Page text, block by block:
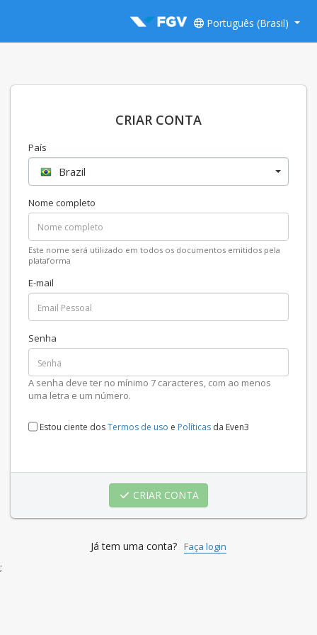
Português (Brasil)
CRIAR CONTA
País
Brazil
Nome completo
Este nome será utilizado em todos os documentos emitidos pela
plataforma
E-mail
Senha
A senha deve ter no mínimo 7 caracteres, com ao menos
uma letra e um número.
Estou ciente dosTermos de uso e Políticas da Even3
CRIAR CONTA
Já tem uma conta? Faça login
;